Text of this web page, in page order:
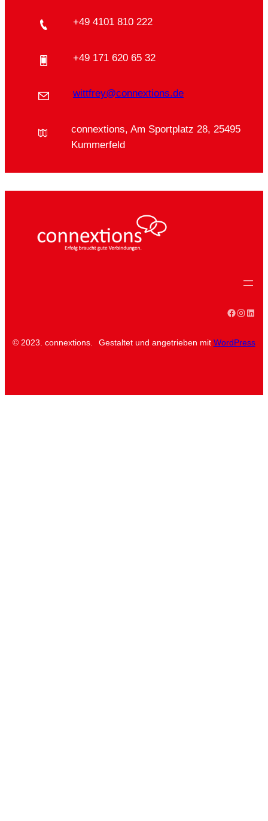
+49 4101 810 222
+49 171 620 65 32
wittfrey@connextions.de
connextions, Am Sportplatz 28, 25495
Kummerfeld
Facebook
© 2023. connextions. Gestaltet und angetrieben mit WordPress